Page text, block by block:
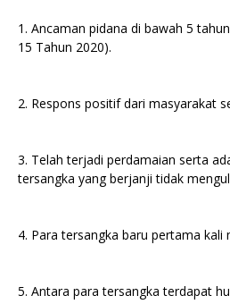
1. Ancaman pidana di bawah 5
15 Tahun 2020).
2. Respons positif dari masyarakat
3. Telah terjadi perdamaian serta
tersangka yang berjanji tidak
4. Para tersangka baru pertama kali
5. Antara para tersangka terdapat